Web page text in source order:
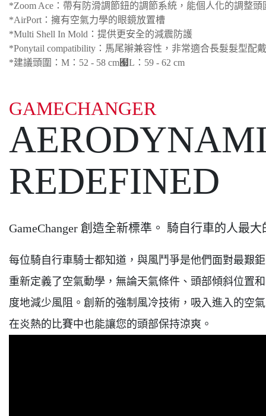
*Zoom Ace：帶有防滑調節鈕的調節系統，能個人化的調整頭
*AirPort：擁有空氣力學的眼鏡放置槽
*Multi Shell In Mold：提供更安全的減震防護
*Ponytail compatibility：馬尾辮兼容性，非常適合長髮髮型配戴
*建議頭圍：M：52 - 58 cm﹧L：59 - 62 cm
GAMECHANGER
REDEFINED
GameChanger 創造全新標準。 騎自行車的人最
每位騎自行車騎士都知道，與風鬥爭是他們面對最艱
重新定義了空氣動學，無論天氣條件、頭部傾斜位置
度地減少風阻。創新的強制風冷技術，吸入進入的空
在炎熱的比賽中也能讓您的頭部保持涼爽。